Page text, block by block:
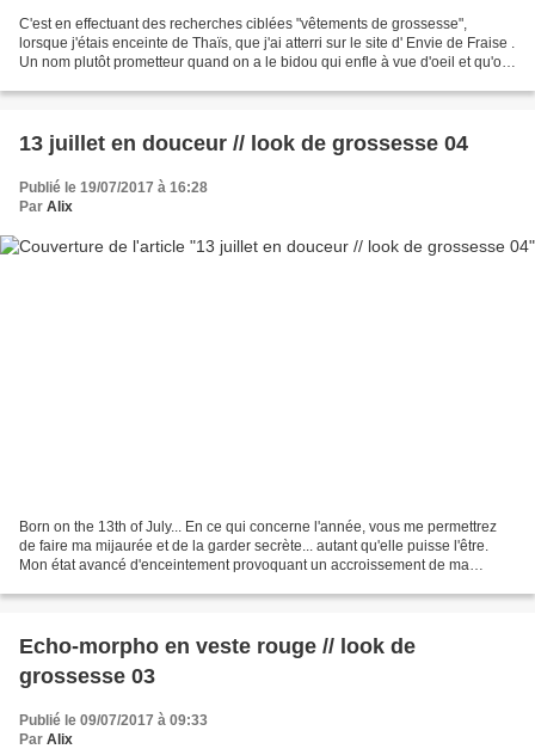
C'est en effectuant des recherches ciblées "vêtements de grossesse",
lorsque j'étais enceinte de Thaïs, que j'ai atterri sur le site d' Envie de Fraise .
Un nom plutôt prometteur quand on a le bidou qui enfle à vue d'oeil et qu'on
13 juillet en douceur // look de grossesse 04
Publié le 19/07/2017 à 16:28
Par Alix
Born on the 13th of July... En ce qui concerne l'année, vous me permettrez
de faire ma mijaurée et de la garder secrète... autant qu'elle puisse l'être.
Mon état avancé d'enceintement provoquant un accroissement de ma
Echo-morpho en veste rouge // look de
grossesse 03
Publié le 09/07/2017 à 09:33
Par Alix